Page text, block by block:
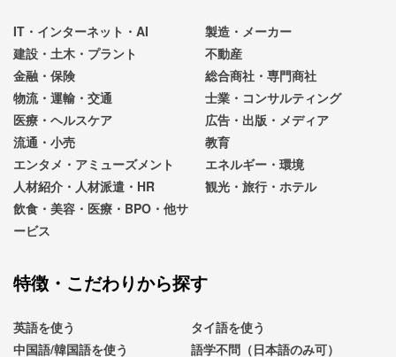
IT・インターネット・AI
製造・メーカー
建設・土木・プラント
不動産
金融・保険
総合商社・専門商社
物流・運輸・交通
士業・コンサルティング
医療・ヘルスケア
広告・出版・メディア
流通・小売
教育
エンタメ・アミューズメント
エネルギー・環境
人材紹介・人材派遣・HR
観光・旅行・ホテル
飲食・美容・医療・BPO・他サ
ービス
特徴・こだわりから探す
英語を使う
タイ語を使う
中国語/韓国語を使う
語学不問（日本語のみ可）